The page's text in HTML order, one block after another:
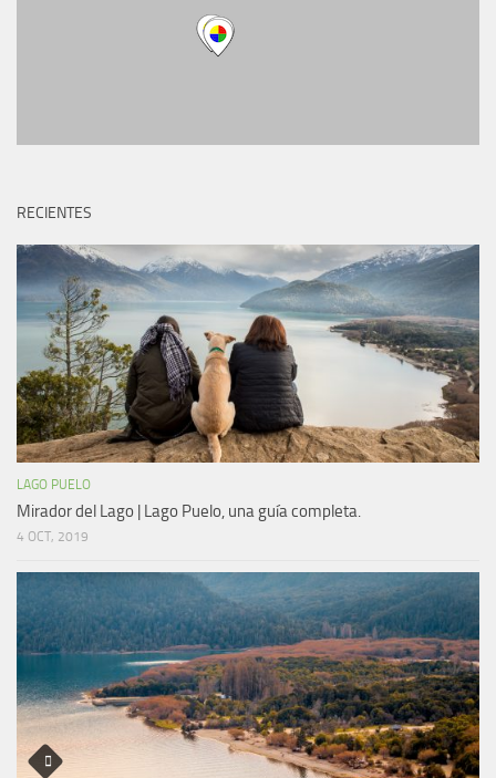
RECIENTES
LAGO PUELO
Mirador del Lago | Lago Puelo, una guía completa.
4 OCT, 2019